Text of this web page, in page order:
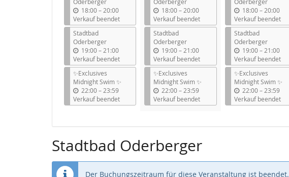
18:00–b
i
s
20:00
Verkauf beendet
Stadtbad
Oderberger
19:00–b
i
s
21:00
Verkauf beendet
✨Exclusives
Midnight Swim ✨
22:00–b
i
s
23:59
Verkauf beendet
18:00 –b
i
s
20:00
Verkauf beendet
Stadtbad
Oderberger
19:00 –b
i
s
21:00
Verkauf beendet
✨Exclusives
Midnight Swim ✨
22:00 –b
i
s
23:59
Verkauf beendet
18:00 –b
i
s
20:00
Verkauf beendet
Stadtbad
Oderberger
19:00 –b
i
s
21:00
Verkauf beendet
✨Exclusives
Midnight Swim ✨
22:00 –b
i
s
23:59
Verkauf beendet
Stadtbad Oderberger
Der Buchungszeitraum für diese Veranstaltung ist beendet.